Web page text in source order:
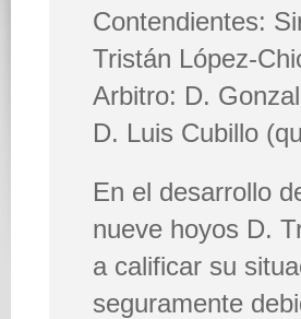
Contendientes:
Tristán López-
Arbitro: D.
D. Luis Cubillo
En el desarrollo
nueve hoyos D.
a calificar su
seguramente